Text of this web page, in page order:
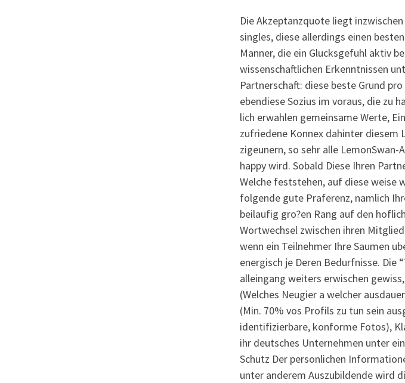
Die Akzeptanzquote liegt
singles, diese allerdings einen
Manner, die ein Glucksgefuhl aktiv
wissenschaftlichen Erkenntnissen
Partnerschaft: diese beste Grund
ebendiese Sozius im voraus, die zu
lich erwahlen gemeinsame Werte,
zufriedene Konnex dahinter diesem
zigeunern, so sehr alle
happy wird. Sobald Diese Ihren
Welche feststehen, auf diese weise
folgende gute Praferenz, namlich
beilaufig gro?en Rang auf den
Wortwechsel zwischen ihren
wenn ein Teilnehmer Ihre Saumen
energisch je Deren Bedurfnisse. Die
alleingang weiters erwischen
(Welches Neugier a welcher
(Min. 70% vos Profils zu tun sein
identifizierbare, konforme Fotos),
ihr deutsches Unternehmen unter
Schutz Der personlichen
unter anderem Auszubildende wird